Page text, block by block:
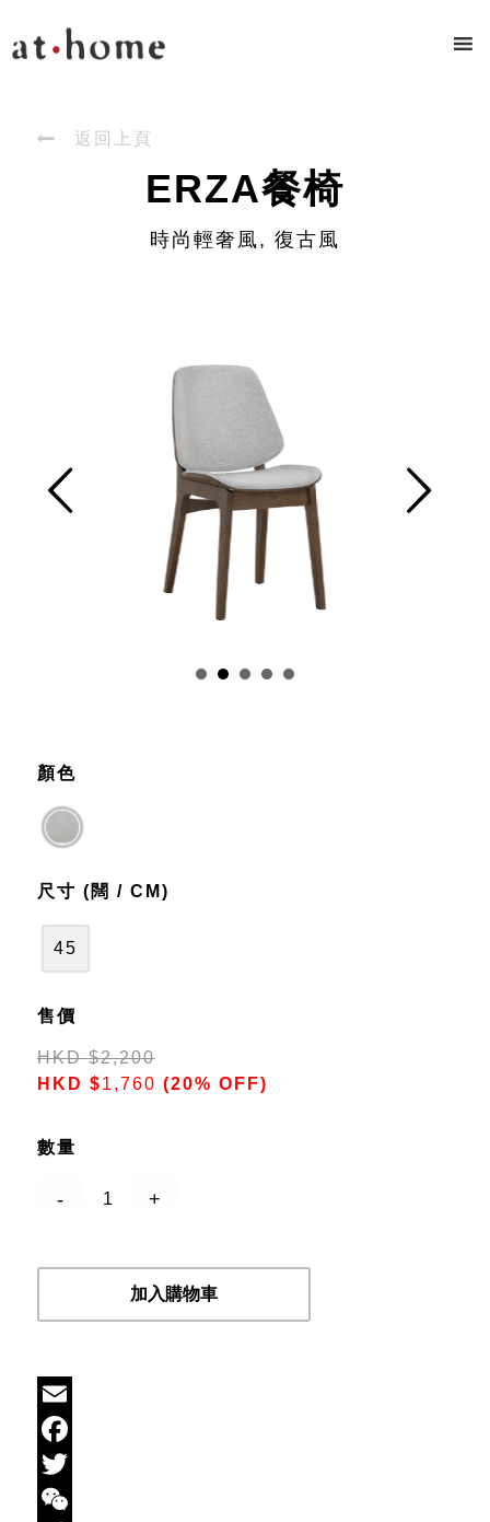
 返回上頁
ERZA餐椅
時尚輕奢風, 復古風
顏色
尺寸 (闊 / CM)
45
售價
HKD$2,200
HKD $1,760 (20% OFF)
數量
加入購物車
Email
Facebook
Twitter